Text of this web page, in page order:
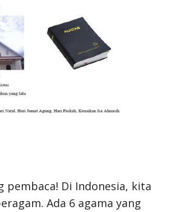
pembaca! Di Indonesia, kita
Ada 6 agama yang